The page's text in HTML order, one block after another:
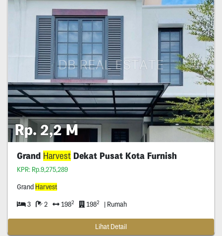
Rp. 2,2 M
Grand HarvestDekat Pusat Kota Furnish
KPR: Rp.9,275,289
Grand Harvest
3 2 1982 1982 | Rumah
Lihat Detail